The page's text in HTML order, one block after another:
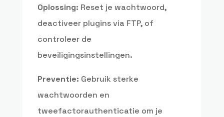
Oplossing: Reset je wachtwoord,
deactiveer plugins via FTP, of
controleer de
beveiligingsinstellingen.
Preventie: Gebruik sterke
wachtwoorden en
tweefactorauthenticatie om je